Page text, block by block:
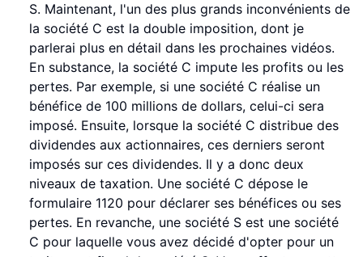
S. Maintenant, l'un des plus grands inconvénients de
la société C est la double imposition, dont je
parlerai plus en détail dans les prochaines vidéos.
En substance, la société C impute les profits ou les
pertes. Par exemple, si une société C réalise un
bénéfice de 100 millions de dollars, celui-ci sera
imposé. Ensuite, lorsque la société C distribue des
dividendes aux actionnaires, ces derniers seront
imposés sur ces dividendes. Il y a donc deux
niveaux de taxation. Une société C dépose le
formulaire 1120 pour déclarer ses bénéfices ou ses
pertes. En revanche, une société S est une société
C pour laquelle vous avez décidé d'opter pour un